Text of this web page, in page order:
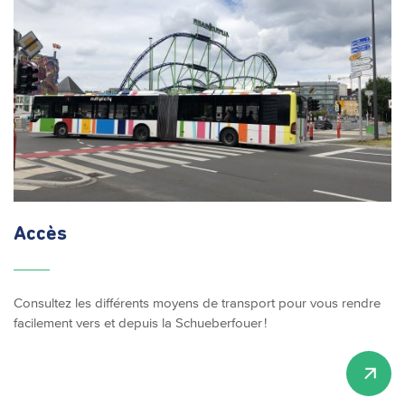
Accès
Consultez les différents moyens de transport pour vous rendre
facilement vers et depuis la Schueberfouer !